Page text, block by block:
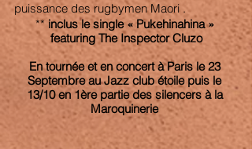
puissance des rugbymen Maori .
** inclus le single « Pukehinahina »
featuring The Inspector Cluzo
En tournée et en concert à Paris le 23
Septembre au Jazz club étoile puis le
13/10 en 1ère partie des silencers à la
Maroquinerie